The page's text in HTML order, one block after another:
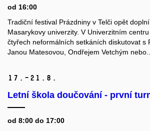
od 16:00
Tradiční festival Prázdniny v Telči opět
Masarykovy univerzity. V Univerzitním
čtyřech neformálních setkáních diskutovat s
Janou Matesovou, Ondřejem Vetchým nebo...
17.–21. 8.
Letní škola doučování - první
od 8:00 do 17:00